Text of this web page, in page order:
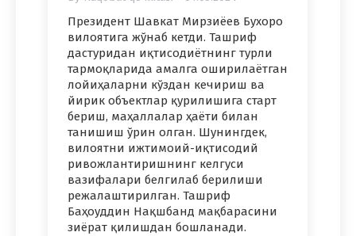
Президент Шавкат Мирзиёев Бухоро
вилоятига жўнаб кетди. Ташриф
дастуридан иқтисодиётнинг турли
тармоқларида амалга оширилаётган
лойиҳаларни кўздан кечириш ва
йирик объектлар қурилишига старт
бериш, маҳаллалар ҳаёти билан
танишиш ўрин олган. Шунингдек,
вилоятни ижтимоий-иқтисодий
ривожлантиришнинг келгуси
вазифалари белгилаб берилиши
режалаштирилган. Ташриф
Баҳоуддин Нақшбанд мақбарасини
зиёрат қилишдан бошланади.